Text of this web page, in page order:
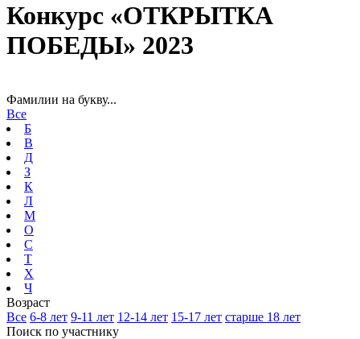
Конкурс «ОТКРЫТКА
ПОБЕДЫ» 2023
Фамилии на букву...
Все
Б
В
Д
З
К
Л
М
О
С
Т
Х
Ч
Возраст
Все 6-8 лет 9-11 лет 12-14 лет 15-17 лет старше 18 лет
Поиск по участнику